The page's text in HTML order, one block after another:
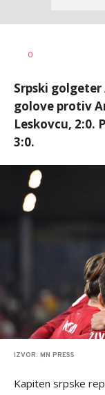
AUTOR
0
Srpski
golove protiv
Leskovcu, 2:0.
3:0.
IZVOR: MN PRESS
Kapiten srpske